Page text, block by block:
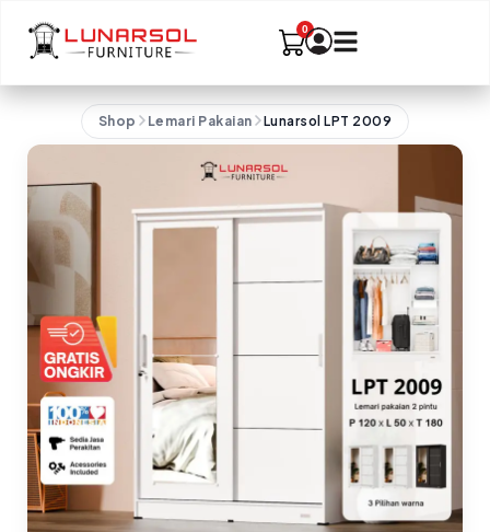
Shop Lemari Pakaian Lunarsol LPT 2009